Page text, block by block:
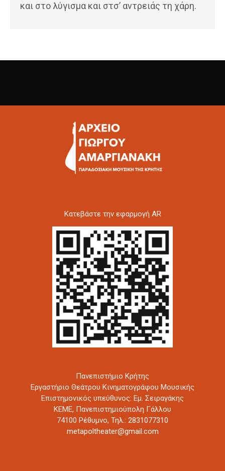
και στο λύγισμα και στσ’ αντρειάς τη χάρη.
Kατεβάστε την εφαρμογή AR
Πανεπιστήμιο Κρήτης
Εργαστήριο Θεάτρου Κινηματογράφου Μουσικής
Επιστημονικός υπεύθυνος: Εμ. Σειραγάκης
ΚΕΜΕ, Πανεπιστημιούπολη Γάλλου
74100 Ρέθυμνο, Τηλ.: 2831077310
metapoltheater@gmail.com